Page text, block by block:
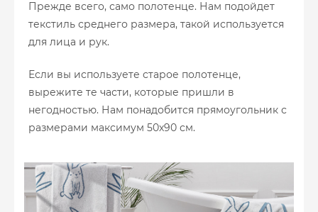
Прежде всего, само полотенце. Нам подойдет
текстиль среднего размера, такой используется
для лица и рук.
Если вы используете старое полотенце,
вырежите те части, которые пришли в
негодностью. Нам понадобится прямоугольник с
размерами максимум 50х90 см.